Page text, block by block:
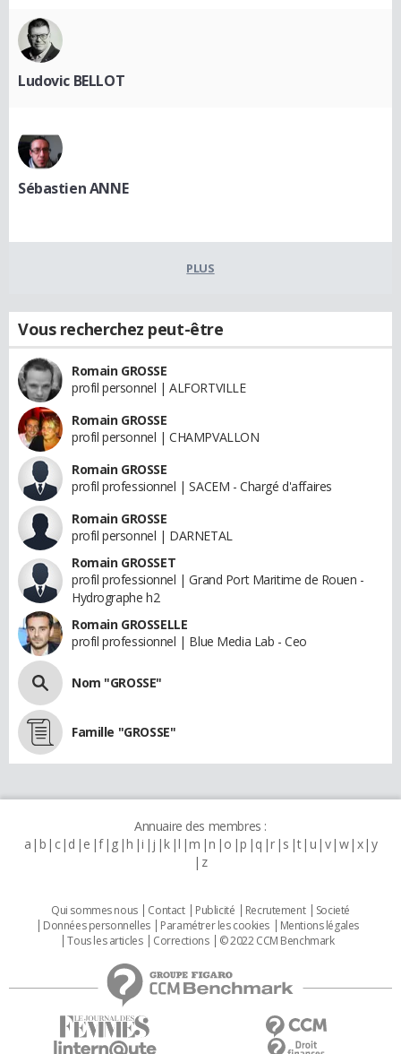
Ludovic BELLOT
Sébastien ANNE
PLUS
Vous recherchez peut-être
Romain GROSSE
profil personnel | ALFORTVILLE
Romain GROSSE
profil personnel | CHAMPVALLON
Romain GROSSE
profil professionnel | SACEM - Chargé d'affaires
Romain GROSSE
profil personnel | DARNETAL
Romain GROSSET
profil professionnel | Grand Port Maritime de Rouen -
Hydrographe h2
Romain GROSSELLE
profil professionnel | Blue Media Lab - Ceo
Nom "GROSSE"
Famille "GROSSE"
Annuaire des membres :
a b c d e f g h i j k l m n o p q r s t u v w x y
z
Qui sommes nous Contact Publicité Recrutement
Societé
Données personnelles
Paramétrer les cookies
Mentions légales
Tous les articles
Corrections © 2022 CCM Benchmark